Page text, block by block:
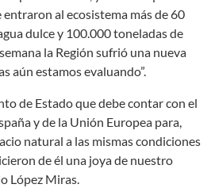
al ecosistema más de 60
dulce y 100.000 toneladas de
la Región sufrió una nueva
aún estamos evaluando”.
de Estado que debe contar con el
y de la Unión Europea para,
natural a las mismas condiciones
de él una joya de nuestro
López Miras.